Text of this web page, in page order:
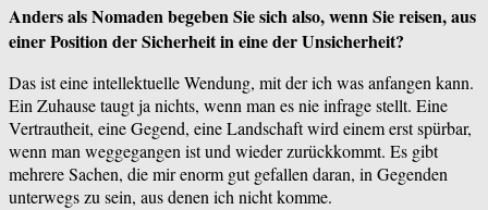
Anders als Nomaden begeben Sie sich also, wenn Sie reisen, aus
einer Position der Sicherheit in eine der Unsicherheit?
Das ist eine intellektuelle Wendung, mit der ich was anfangen kann.
Ein Zuhause taugt ja nichts, wenn man es nie infrage stellt. Eine
Vertrautheit, eine Gegend, eine Landschaft wird einem erst spürbar,
wenn man weggegangen ist und wieder zurückkommt. Es gibt
mehrere Sachen, die mir enorm gut gefallen daran, in Gegenden
unterwegs zu sein, aus denen ich nicht komme.